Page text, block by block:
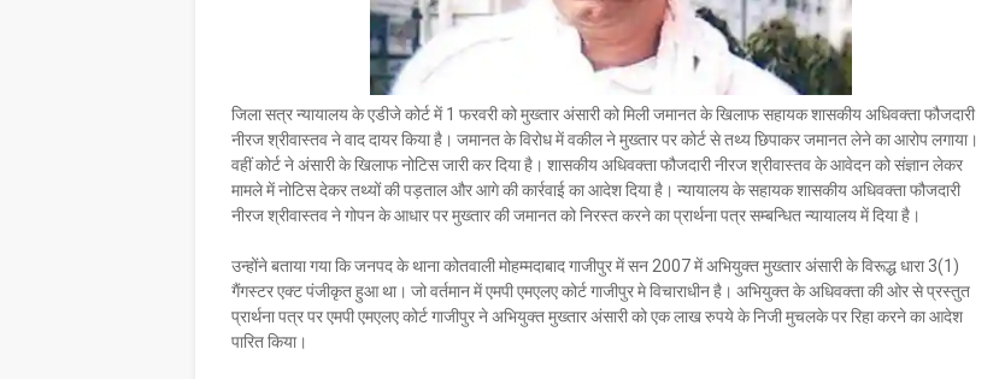
Mau Beat Media -Dec 14 2022
Mau:-जिलाधिकारी ने गुंडा एक्ट के तहत 10 लोगों को किया
Mau Beat Media - Dec 10 2022
Mau:-मऊ के काजीटोला निवासी गौरव वर्मा बने आइएएस
Mau Beat Media-Dec 06 2022
Mau:-शिव धनुष भंग,राम बारात कल
Mau Beat Media - Nov 28 2022
Mau:-जांच में 74 खाद्य नमूनों में 19 में मिली मिलावट
Mau Beat Media Nov 15 2022
Mau:-जिला पंचायत सदस्य प्रतिनिधि को बनाया बंधक
Mau Beat Media-Nov 14 2022
Mau:-सांप को हाथ में लपेटे में पहुंचा युवक अस्पताल, मची अफरा
Prayagraj:- इतिहास के पन्नों में विलुप्त हो गये स्वतंत्रता
जिला सत्र न्यायालय के एडीजे कोर्ट में 1 फरवरी को मुख्तार अंसारी को मिली जमानत के खिलाफ सहायक शासकीय अधिवक्ता फौजदारी
नीरज श्रीवास्तव ने वाद दायर किया है। जमानत के विरोध में वकील ने मुख्तार पर कोर्ट से तथ्य छिपाकर जमानत लेने का आरोप लगाया।
वहीं कोर्ट ने अंसारी के खिलाफ नोटिस जारी कर दिया है। शासकीय अधिवक्ता फौजदारी नीरज श्रीवास्तव के आवेदन को संज्ञान लेकर
मामले में नोटिस देकर तथ्यों की पड़ताल और आगे की कार्रवाई का आदेश दिया है। न्यायालय के सहायक शासकीय अधिवक्ता फौजदारी
नीरज श्रीवास्तव ने गोपन के आधार पर मुख्तार की जमानत को निरस्त करने का प्रार्थना पत्र सम्बन्धित न्यायालय में दिया है।
उन्होंने बताया गया कि जनपद के थाना कोतवाली मोहम्मदाबाद गाजीपुर में सन 2007 में अभियुक्त मुख्तार अंसारी के विरूद्ध धारा 3(1)
गैंगस्टर एक्ट पंजीकृत हुआ था। जो वर्तमान में एमपी एमएलए कोर्ट गाजीपुर मे विचाराधीन है। अभियुक्त के अधिवक्ता की ओर से प्रस्तुत
प्रार्थना पत्र पर एमपी एमएलए कोर्ट गाजीपुर ने अभियुक्त मुख्तार अंसारी को एक लाख रुपये के निजी मुचलके पर रिहा करने का आदेश
पारित किया।